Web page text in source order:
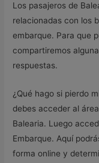
Los pasajeros de
relacionadas con los
embarque. Para que
compartiremos
respuestas.
¿Qué hago si pierdo
debes acceder al
Balearia. Luego
Embarque. Aquí
forma online y